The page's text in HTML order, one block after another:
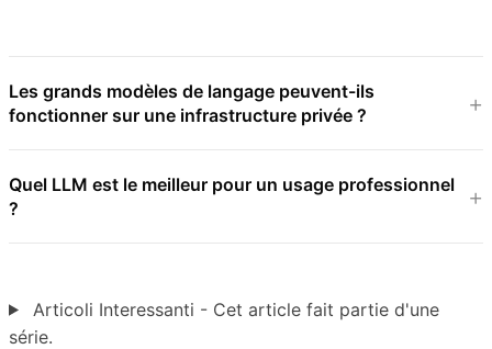
Les grands modèles de langage peuvent-ils
fonctionner sur une infrastructure privée ?
Quel LLM est le meilleur pour un usage professionnel
?
Articoli Interessanti - Cet article fait partie d'une
série.